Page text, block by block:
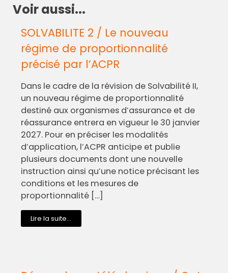
Voir aussi...
SOLVABILITE 2 / Le nouveau
régime de proportionnalité
précisé par l’ACPR
Dans le cadre de la révision de Solvabilité II,
un nouveau régime de proportionnalité
destiné aux organismes d’assurance et de
réassurance entrera en vigueur le 30 janvier
2027. Pour en préciser les modalités
d’application, l’ACPR anticipe et publie
plusieurs documents dont une nouvelle
instruction ainsi qu’une notice précisant les
conditions et les mesures de
proportionnalité […]
Lire la suite...